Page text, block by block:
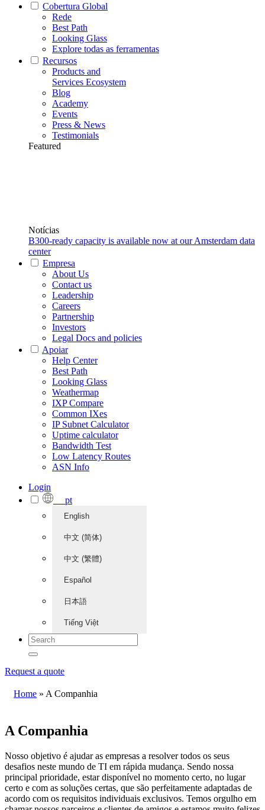
Cobertura Global
Rede
Best Path
Looking Glass
Explore todas as ferramentas
Recursos
Products and
Services Ecosystem
Blog
Academy
Events
Press & News
Testimonials
Featured
Notícias
B300-ready capacity is available now at our Amsterdam data
center
Empresa
About Us
Contact us
Leadership
Careers
Partnership
Investors
Legal Docs and policies
Apoiar
Help Center
Best Path
Looking Glass
Weathermap
IXP Compare
Common IXes
IP Subnet Calculator
Uptime calculator
Bandwidth Test
Low Latency Routes
ASN Info
Login
pt
English
中文 (简体)
中文 (繁體)
Español
日本語
Tiếng Việt
Request a quote
Home » A Companhia
A Companhia
Nosso objetivo é ajudar as empresas a resolver todos os seus
desafios neste mundo de TI em rápida mudança. Sendo nossa
principal prioridade, estar disponível no momento certo, no lugar
certo e com as soluções certas, que são perfeitamente adaptadas de
acordo com os requisitos individuais exclusivos. Temos orgulho em